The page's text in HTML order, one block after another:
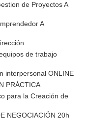
de Proyectos A
A
de trabajo
interpersonal ONLINE
PRÁCTICA
para la Creación de
NEGOCIACIÓN 20h